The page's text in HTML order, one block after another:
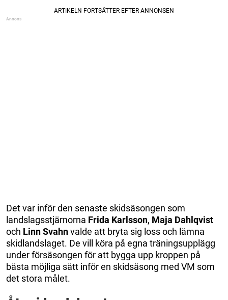
Det var inför den senaste skidsäsongen som
landslagsstjärnorna Frida Karlsson, Maja Dahlqvist
och Linn Svahnvalde att bryta sig loss och lämna
skidlandslaget. De vill köra på egna träningsupplägg
under försäsongen för att bygga upp kroppen på
bästa möjliga sätt inför en skidsäsong med VM som
det stora målet.